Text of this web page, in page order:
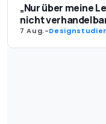
„Nur über meine
nicht
7 Aug.-